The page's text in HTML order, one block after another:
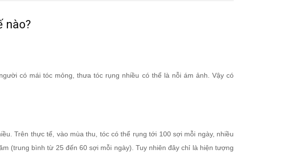
nào?
có mái tóc mỏng, thưa tóc rụng nhiều có thể là nỗi ám ảnh. Vậy có
Trên thực tế, vào mùa thu, tóc có thể rụng tới 100 sợi mỗi ngày, nhiều
(trung bình từ 25 đến 60 sợi mỗi ngày). Tuy nhiên đây chỉ là hiện tượng